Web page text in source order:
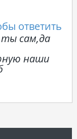
ответить
сам,да
наши